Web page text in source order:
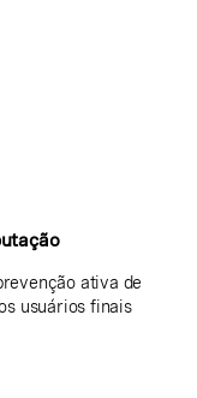
ativa de
usuários finais